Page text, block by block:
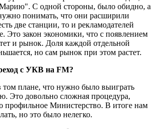
С одной стороны, было обидно, а
понимать, что они расширили
две станции, то и рекламодателей
Это закон экономики, что с появлением
и рынок. Доля каждой отдельной
но сам рынок при этом растет.
с УКВ на FM?
плане, что нужно было выиграть
Это довольно сложная процедура,
профильное Министерство. В итоге нам
но это было нелегко.